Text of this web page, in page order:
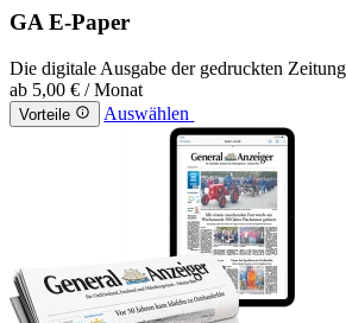
GA E-Paper
Die digitale Ausgabe der gedruckten
ab 5,00 € / Monat
Vorteile Auswählen